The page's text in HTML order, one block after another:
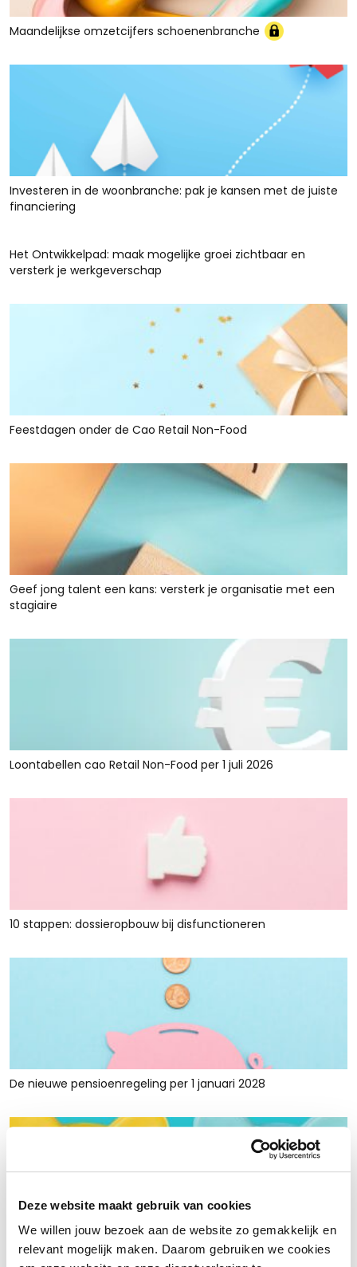
Deze website maakt gebruik van cookies
We willen jouw bezoek aan de website zo gemakkelijk en
relevant mogelijk maken. Daarom gebruiken we cookies
Maandelijkse omzetcijfers schoenenbranche
Investeren in de woonbranche: pak je kansen met de juiste
financiering
Het Ontwikkelpad: maak mogelijke groei zichtbaar en
versterk je werkgeverschap
Feestdagen onder de Cao Retail Non-Food
Geef jong talent een kans: versterk je organisatie met een
stagiaire
Loontabellen cao Retail Non-Food per 1 juli 2026
10 stappen: dossieropbouw bij disfunctioneren
De nieuwe pensioenregeling per 1 januari 2028
Rust en ruimte met werkkapitaalfinanciering: voor retailers
die tijdelijk krap zitten